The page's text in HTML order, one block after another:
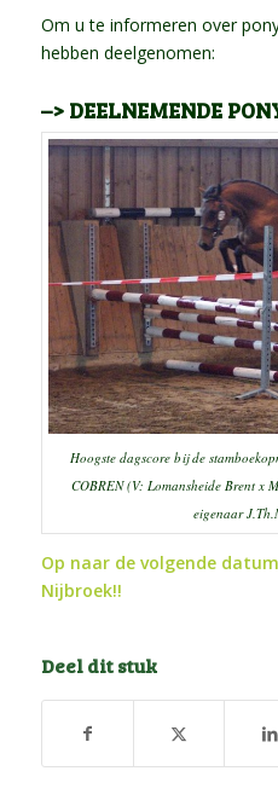
Om u te informeren over
hebben deelgenomen:
–> DEELNEMENDE
Hoogste dagscore bij de
COBREN (V: Lomansheide Brent x
eigenaar
Op naar de volgende
Nijbroek!!
Deel dit stuk